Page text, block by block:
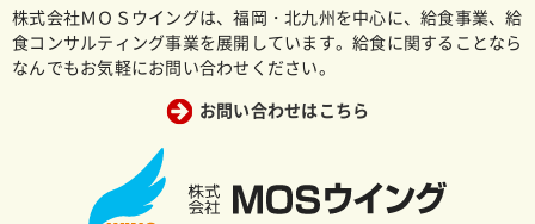
株式会社ＭＯＳウイングは、福岡・北九州を中心に、給食事業、給
食コンサルティング事業を展開しています。給食に関することなら
なんでもお気軽にお問い合わせください。
お問い合わせはこちら